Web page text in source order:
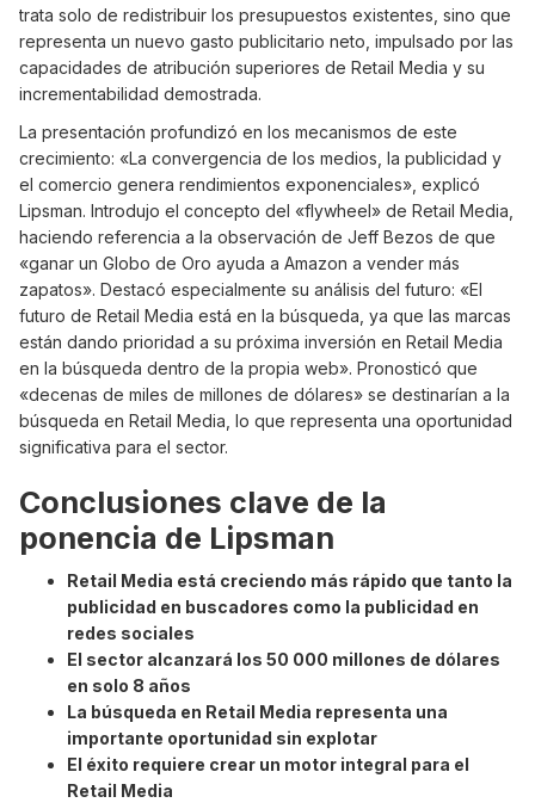
trata solo de redistribuir los presupuestos existentes, sino que
representa un nuevo gasto publicitario neto, impulsado por las
capacidades de atribución superiores de Retail Media y su
incrementabilidad demostrada.
La presentación profundizó en los mecanismos de este
crecimiento: «La convergencia de los medios, la publicidad y
el comercio genera rendimientos exponenciales», explicó
Lipsman. Introdujo el concepto del «flywheel» de Retail Media,
haciendo referencia a la observación de Jeff Bezos de que
«ganar un Globo de Oro ayuda a Amazon a vender más
zapatos». Destacó especialmente su análisis del futuro: «El
futuro de Retail Media está en la búsqueda, ya que las marcas
están dando prioridad a su próxima inversión en Retail Media
en la búsqueda dentro de la propia web». Pronosticó que
«decenas de miles de millones de dólares» se destinarían a la
búsqueda en Retail Media, lo que representa una oportunidad
significativa para el sector.
Conclusiones clave de la
ponencia de Lipsman
Retail Media está creciendo más rápido que tanto la
publicidad en buscadores como la publicidad en
redes sociales
El sector alcanzará los 50 000 millones de dólares
en solo 8 años
La búsqueda en Retail Media representa una
importante oportunidad sin explotar
El éxito requiere crear un motor integral para el
Retail Media